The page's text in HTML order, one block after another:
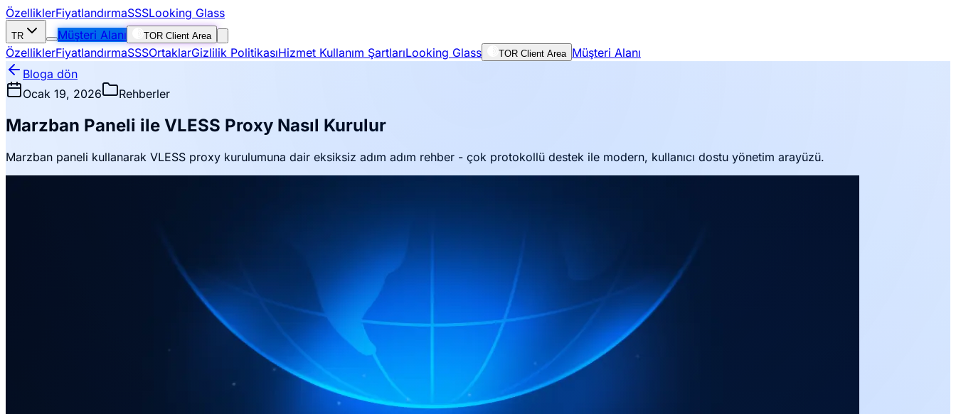
ÖzelliklerFiyatlandırmaSSSLooking Glass
TR Müşteri Alanı TOR Client Area
ÖzelliklerFiyatlandırmaSSSOrtaklarGizlilik PolitikasıHizmet Kullanım ŞartlarıLooking Glass TOR Client Area Müşteri Alanı
Bloga dön
Ocak 19, 2026
Rehberler
Marzban Paneli ile VLESS Proxy Nasıl Kurulur
Marzban paneli kullanarak VLESS proxy kurulumuna dair eksiksiz adım adım rehber - çok protokollü destek ile modern, kullanıcı dostu yönetim arayüzü.